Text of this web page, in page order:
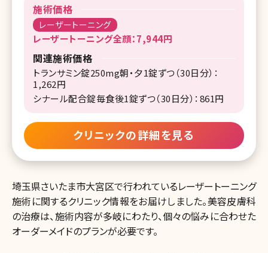
施術価格
レーザートーニング
レーザートーニング全顔：7,944円
関連施術価格
トランサミン錠250mg朝・夕1錠ずつ（30日分）：
1,262円
シナール配合錠毎食後1錠ずつ（30日分）：861円
クリニックの詳細を見る
埼玉県さいたま市大宮区で行われているレーザートーニング
施術に関するクリニック情報をお届けしました。美容皮膚科
の治療は、施術内容が多岐にわたり、個々の悩みに合わせた
オーダーメイドのプランが必要です。